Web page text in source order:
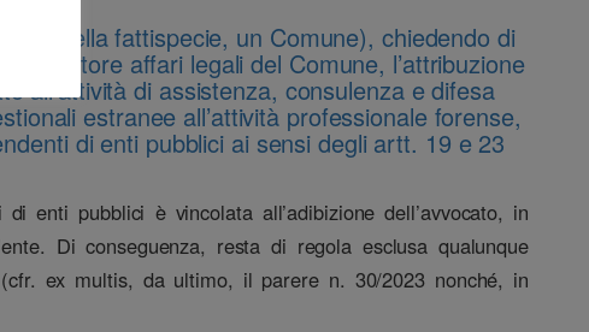
(nella fattispecie, un Comune), chiedendo di
settore affari legali del Comune, l’attribuzione
all’attività di assistenza, consulenza e difesa
estranee all’attività professionale forense,
di enti pubblici ai sensi degli artt. 19 e 23
enti pubblici è vincolata all’adibizione dell’avvocato, in
Di conseguenza, resta di regola esclusa qualunque
ex multis, da ultimo, il parere n. 30/2023 nonché, in